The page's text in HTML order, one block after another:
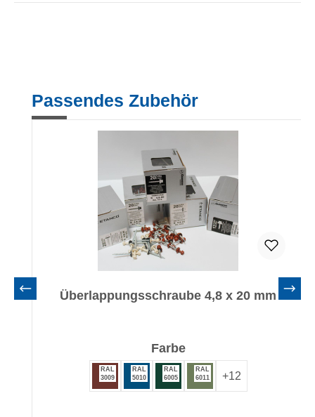
Produktgalerie überspringen
Passendes Zubehör
Überlappungsschraube 4,8 x 20 mm
Farbeauswählen
RAL
3009
RAL
5010
RAL
6005
RAL
6011
+12